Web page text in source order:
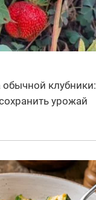
обычной клубники:
урожай